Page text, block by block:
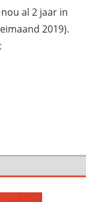
al 2 jaar in
2019).